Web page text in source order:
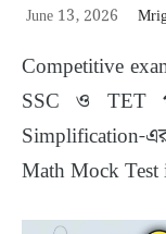
June 13, 2026
Competitive
SSC ও TET
Simplification-
Math Mock